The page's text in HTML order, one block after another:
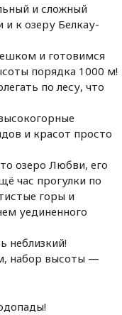
и сложный
к озеру Белкау-
и готовимся
порядка 1000 м!
по лесу, что
и красот просто
озеро Любви, его
час прогулки по
горы и
уединенного
неблизкий!
набор высоты —